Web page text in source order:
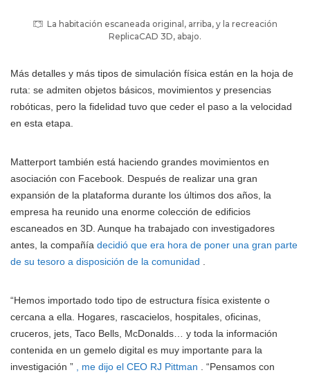
La habitación escaneada original, arriba, y la recreación
ReplicaCAD 3D, abajo.
Más detalles y más tipos de simulación física están en la hoja de
ruta: se admiten objetos básicos, movimientos y presencias
robóticas, pero la fidelidad tuvo que ceder el paso a la velocidad
en esta etapa.
Matterport también está haciendo grandes movimientos en
asociación con Facebook. Después de realizar una gran
expansión de la plataforma durante los últimos dos años, la
empresa ha reunido una enorme colección de edificios
escaneados en 3D. Aunque ha trabajado con investigadores
antes, la compañía decidió que era hora de poner una gran parte
de su tesoro a disposición de la comunidad
“Hemos importado todo tipo de estructura física existente o
cercana a ella. Hogares, rascacielos, hospitales, oficinas,
cruceros, jets, Taco Bells, McDonalds… y toda la información
contenida en un gemelo digital es muy importante para la
investigación ”
, me dijo el CEO RJ Pittman . “Pensamos con